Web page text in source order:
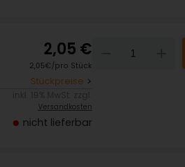
2,05 €
2,05€/pro Stück
Stückpreise
Versandkosten
nicht lieferbar
Down